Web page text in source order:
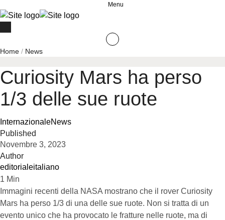
Menu
Home / News
Curiosity Mars ha perso
1/3 delle sue ruote
InternazionaleNews
Published
Novembre 3, 2023
Author
editorialeitaliano
1 Min
Immagini recenti della NASA mostrano che il rover Curiosity
Mars ha perso 1/3 di una delle sue ruote. Non si tratta di un
evento unico che ha provocato le fratture nelle ruote, ma di